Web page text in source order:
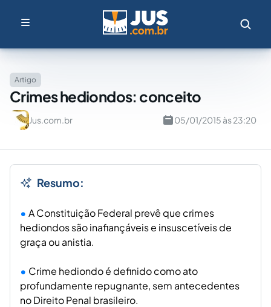
Artigo
Crimes hediondos: conceito
Jus.com.br 05/01/2015 às 23:20
Resumo:
A Constituição Federal prevê que crimes
hediondos são inafiançáveis e insuscetíveis de
graça ou anistia.
Crime hediondo é definido como ato
profundamente repugnante, sem antecedentes
no Direito Penal brasileiro.